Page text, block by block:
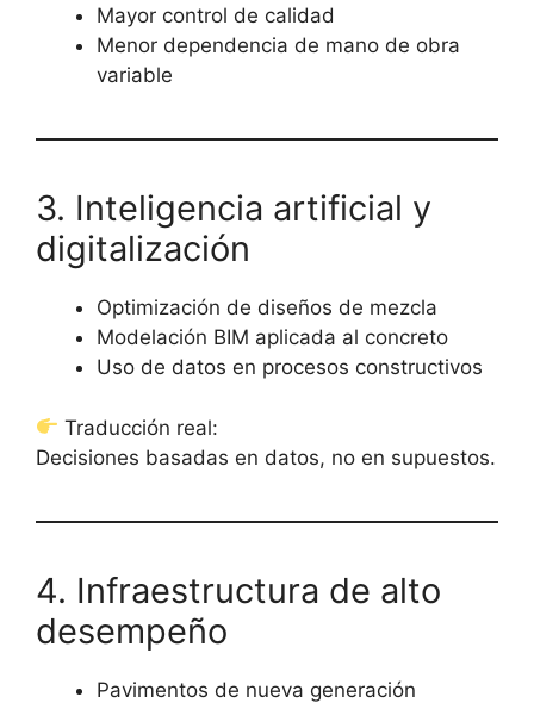
Mayor control de calidad
Menor dependencia de mano de obra
variable
3. Inteligencia artificial y
digitalización
Optimización de diseños de mezcla
Modelación BIM aplicada al concreto
Uso de datos en procesos constructivos
Traducción real:
Decisiones basadas en datos, no en supuestos.
4. Infraestructura de alto
desempeño
Pavimentos de nueva generación